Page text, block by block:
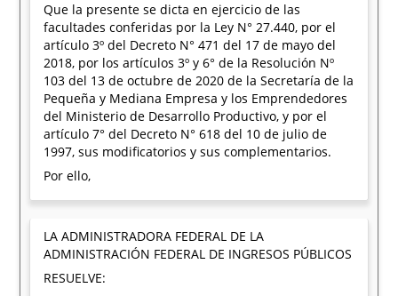
Que la presente se dicta en ejercicio de las
facultades conferidas por la Ley N° 27.440, por el
artículo 3º del Decreto N° 471 del 17 de mayo del
2018, por los artículos 3º y 6° de la Resolución Nº
103 del 13 de octubre de 2020 de la Secretaría de la
Pequeña y Mediana Empresa y los Emprendedores
del Ministerio de Desarrollo Productivo, y por el
artículo 7° del Decreto N° 618 del 10 de julio de
1997, sus modificatorios y sus complementarios.
Por ello,
LA ADMINISTRADORA FEDERAL DE LA
ADMINISTRACIÓN FEDERAL DE INGRESOS PÚBLICOS
RESUELVE: